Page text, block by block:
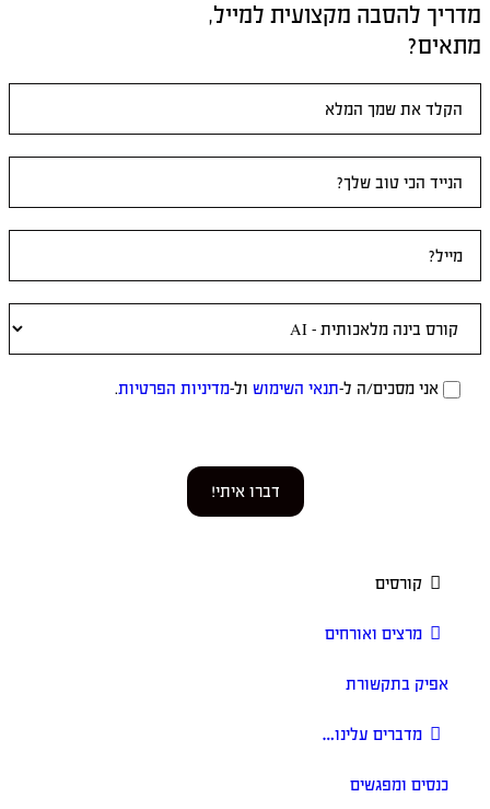
מדריך להסבה מקצועית למייל,
מתאים?
ראשי
אני מסכים/ה ל-תנאי השימושול-מדיניות הפרטיות.
דברו איתי!
קורסים
מרצים ואורחים
אפיק בתקשורת
מדברים עלינו…
כנסים ומפגשים